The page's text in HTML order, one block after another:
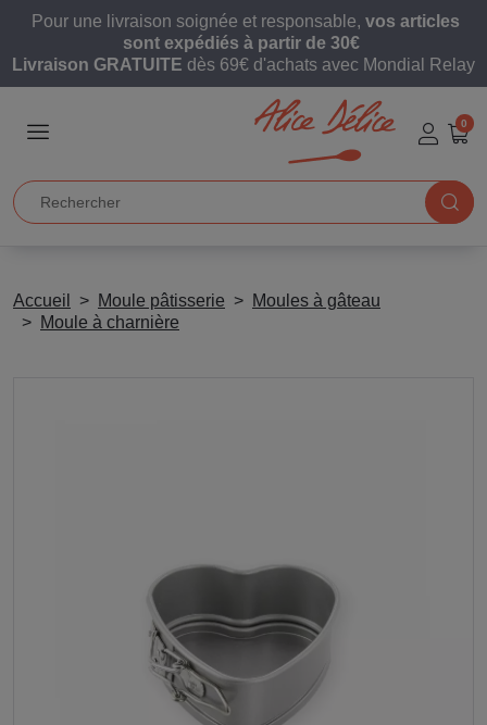
Pour une livraison soignée et responsable, vos articles
sont expédiés à partir de 30€
Livraison GRATUITE dès 69€ d'achats avec Mondial Relay
0
Accueil Moule pâtisserie
Moules à gâteau
Moule à charnière